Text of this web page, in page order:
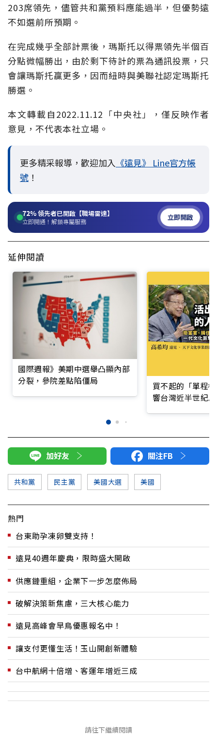
203席領先，儘管共和黨預料應能過半，但優勢遠
不如選前所預期。
在完成幾乎全部計票後，瑪斯托以得票領先半個百
分點微幅勝出，由於剩下待計的票為通訊投票，只
會讓瑪斯托贏更多，因而紐時與美聯社認定瑪斯托
勝選。
本文轉載自2022.11.12 「中央社」
，僅反映作者
意見，不代表本社立場。
更多精采報導，歡迎加入 《遠見》 Line官方帳
號 ！
72%領先者已開啟【職場雷達】
立即開通！解鎖專屬服務 立即開啟
延伸閱讀
國際週報》美期中選舉凸顯內部
分裂，參院差點陷僵局
買不起的「單程
響台灣近半世紀
加好友 關注FB
共和黨 民主黨 美國大選 美國
熱門
台東助孕凍卵雙支持！
遠見40週年慶典，限時盛大開啟
供應鏈重組，企業下一步怎麼佈局
破解決策新焦慮，三大核心能力
遠見高峰會早鳥優惠報名中！
讓支付更懂生活！玉山開創新體驗
台中航網十倍增、客運年增近三成
請往下繼續閱讀